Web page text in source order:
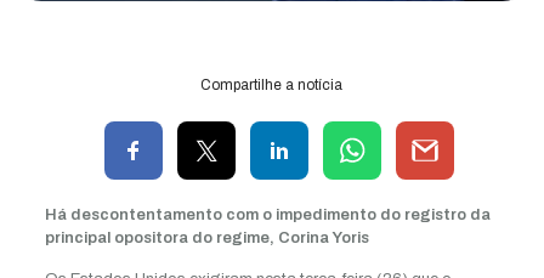
Compartilhe a notícia
Há descontentamento com o impedimento do registro da
principal opositora do regime, Corina Yoris